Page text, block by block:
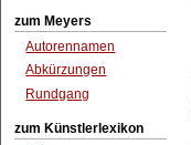
zum Meyers
Autorennamen
Abkürzungen
Rundgang
zum Künstlerlexikon